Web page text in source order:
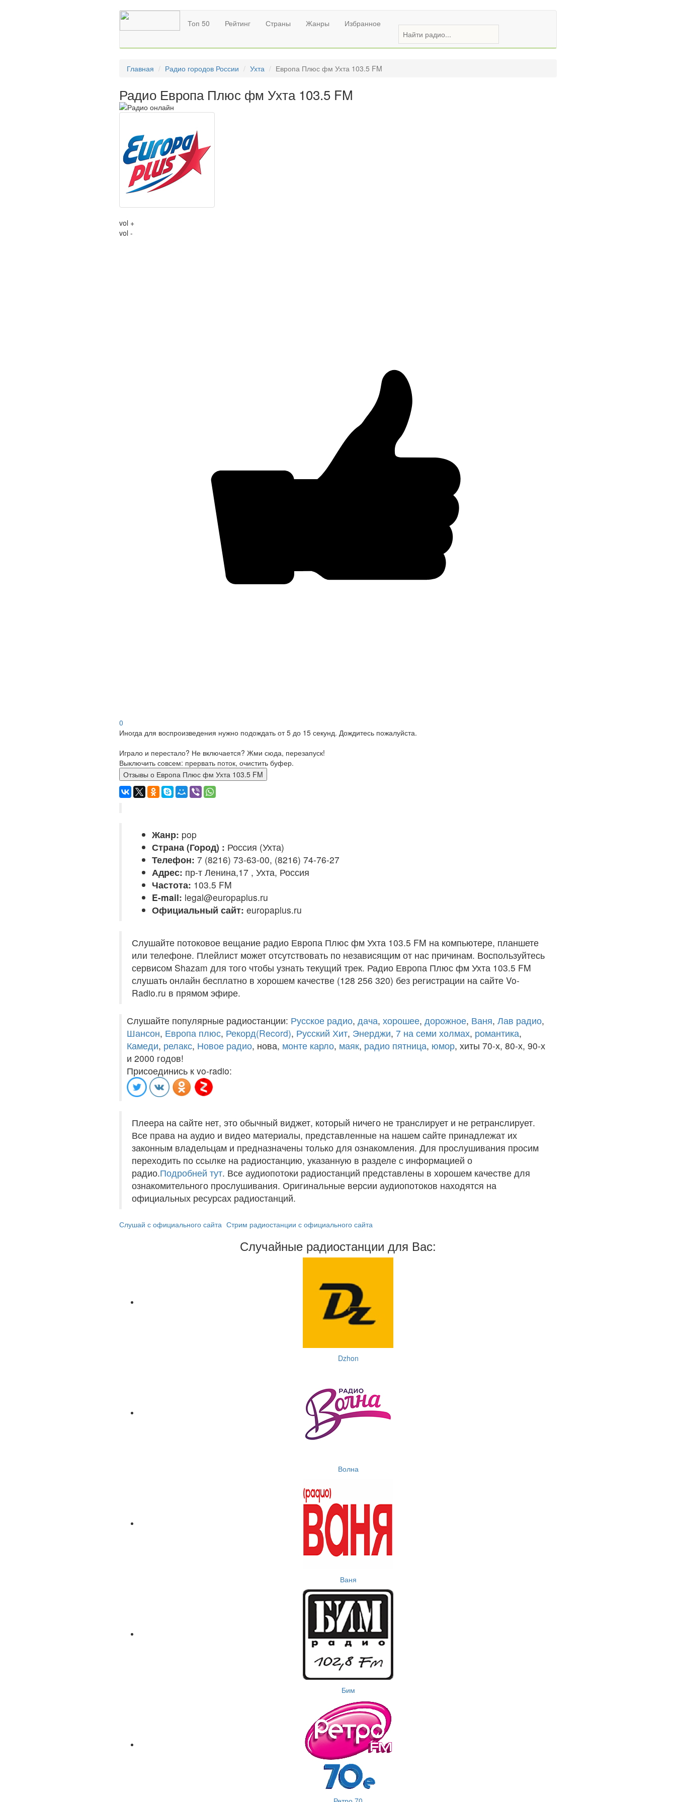
Топ 50 Рейтинг Страны Жанры Избранное
Главная Радио городов России Ухта Европа Плюс фм Ухта 103.5 FM
Радио Европа Плюс фм Ухта 103.5 FM
vol +
vol -
0
Иногда для воспроизведения нужно подождать от 5 до 15 секунд. Дождитесь пожалуйста.
Играло и перестало? Не включается? Жми сюда, перезапуск!
Выключить совсем: прервать поток, очистить буфер.
Отзывы о Европа Плюс фм Ухта 103.5 FM
Жанр: pop
Страна (Город) : Россия (Ухта)
Телефон: 7 (8216) 73-63-00, (8216) 74-76-27
Адрес: пр-т Ленина,17 , Ухта, Россия
Частота: 103.5 FM
E-mail: legal@europaplus.ru
Официальный сайт: europaplus.ru
Слушайте потоковое вещание радио Европа Плюс фм Ухта 103.5 FM на компьютере, планшете
или телефоне. Плейлист может отсутствовать по независящим от нас причинам. Воспользуйтесь
сервисом Shazam для того чтобы узнать текущий трек. Радио Европа Плюс фм Ухта 103.5 FM
слушать онлайн бесплатно в хорошем качестве (128 256 320) без регистрации на сайте Vo-
Radio.ru в прямом эфире.
Слушайте популярные радиостанции: Русское радио, дача, хорошее, дорожное, Ваня, Лав радио,
Шансон, Европа плюс, Рекорд(Record), Русский Хит, Энерджи, 7 на семи холмах, романтика,
Камеди, релакс, Новое радио, нова, монте карло, маяк, радио пятница, юмор, хиты 70-х, 80-х, 90-х
и 2000 годов!
Присоединись к vo-radio:
Плеера на сайте нет, это обычный виджет, который ничего не транслирует и не ретранслирует.
Все права на аудио и видео материалы, представленные на нашем сайте принадлежат их
законным владельцам и предназначены только для ознакомления. Для прослушивания просим
переходить по ссылке на радиостанцию, указанную в разделе с информацией о
радио.Подробней тут. Все аудиопотоки радиостанций представлены в хорошем качестве для
ознакомительного прослушивания. Оригинальные версии аудиопотоков находятся на
официальных ресурсах радиостанций.
Слушай с официального сайта Стрим радиостанции с официального сайта
Случайные радиостанции для Вас:
Dzhon
Волна
Ваня
Бим